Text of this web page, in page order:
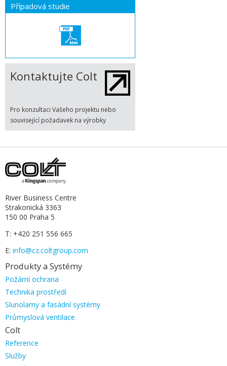
Případová studie
Kontaktujte Colt
Pro konzultaci Vašeho projektu nebo
související požadavek na výrobky
River Business Centre
Strakonická 3363
150 00 Praha 5
T: +420 251 556 665
E: info@cz.coltgroup.com
Produkty a Systémy
Přeskočit
Požární ochrana
Technika prostředí
Slunolamy a fasádní systémy
Průmyslová ventilace
Colt
Přeskočit
Reference
Služby